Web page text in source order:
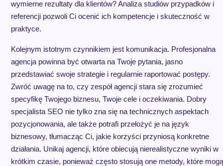
wymierne rezultaty dla klientów? Analiza studiów przypadków i
referencji pozwoli Ci ocenić ich kompetencje i skuteczność w
praktyce.
Kolejnym istotnym czynnikiem jest komunikacja. Profesjonalna
agencja powinna być otwarta na Twoje pytania, jasno
przedstawiać swoje strategie i regularnie raportować postępy.
Zwróć uwagę na to, czy zespół agencji stara się zrozumieć
specyfikę Twojego biznesu, Twoje cele i oczekiwania. Dobry
specjalista SEO nie tylko zna się na technicznych aspektach
pozycjonowania, ale także potrafi przełożyć je na język
biznesowy, tłumacząc Ci, jakie korzyści przyniosą konkretne
działania. Unikaj agencji, które obiecują nierealistyczne wyniki w
krótkim czasie, ponieważ często stosują one metody, które mogą